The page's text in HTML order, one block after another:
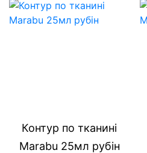
Контур по тканині
Marabu 25мл рубін